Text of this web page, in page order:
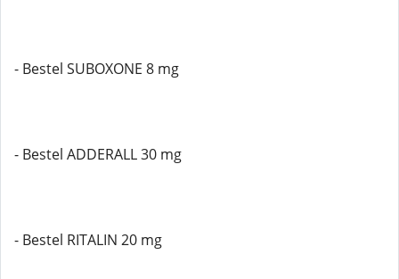
- Bestel SUBOXONE 8 mg
- Bestel ADDERALL 30 mg
- Bestel RITALIN 20 mg